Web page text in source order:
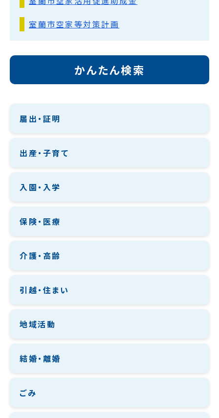
室蘭市空家等対策計画
かんたん検索
届出・証明
出産・子育て
入園・入学
保険・医療
介護・高齢
引越・住まい
地域活動
結婚・離婚
ごみ